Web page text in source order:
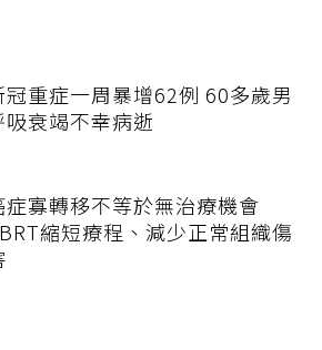
冠重症一周暴增62例 60多歲男
吸衰竭不幸病逝
症寡轉移不等於無治療機會
縮短療程、減少正常組織傷